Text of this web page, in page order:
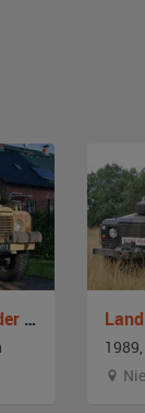
Land Rover Defender 110 DPV